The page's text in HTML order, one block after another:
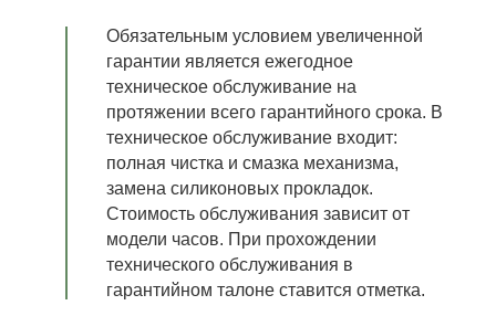
Обязательным условием увеличенной
гарантии является ежегодное
техническое обслуживание на
протяжении всего гарантийного срока. В
техническое обслуживание входит:
полная чистка и смазка механизма,
замена силиконовых прокладок.
Стоимость обслуживания зависит от
модели часов. При прохождении
технического обслуживания в
гарантийном талоне ставится отметка.